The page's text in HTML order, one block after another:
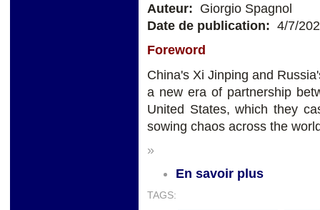
Auteur: Giorgio Spagnol
Date de publication: 4/7/
Foreword
China's Xi Jinping and
a new era of partnership
United States, which they
sowing chaos across the
»
En savoir plus
TAGS: